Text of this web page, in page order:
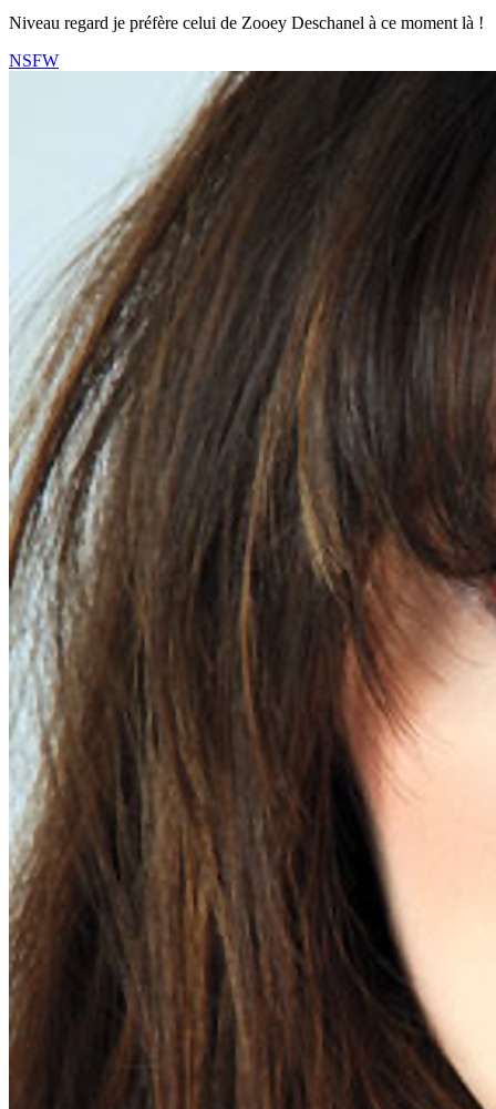
Niveau regard je préfère celui de Zooey Deschanel à ce moment là !
NSFW